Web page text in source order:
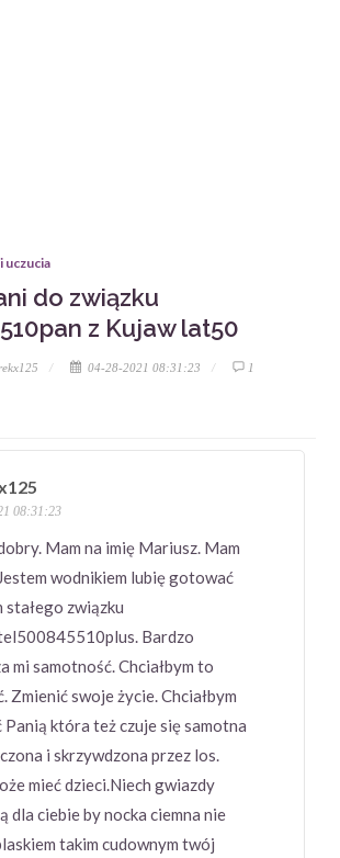
uczucia
do związku
z Kujaw lat50
04-28-2021 08:31:23 1
08:31:23
Mam na imię Mariusz. Mam
wodnikiem lubię gotować
stałego związku
Bardzo
mi samotność. Chciałbym to
Zmienić swoje życie. Chciałbym
Panią która też czuje się samotna
i skrzywdzona przez los.
mieć dzieci.Niech gwiazdy
dla ciebie by nocka ciemna nie
takim cudownym twój